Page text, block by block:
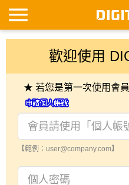
歡迎使用
★ 若您是第一次使用會
【範例：user@company.com】